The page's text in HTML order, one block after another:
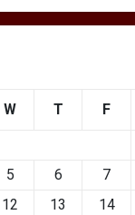
W T F
5 6 7
12 13 14